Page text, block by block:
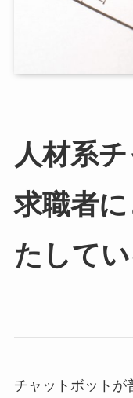
人材系
求職者
たして
チャットボットが